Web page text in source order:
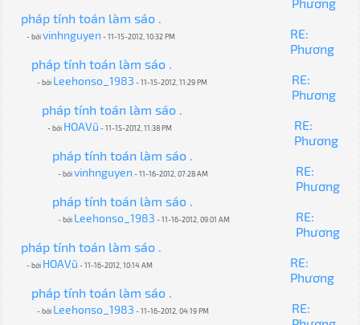
Phương
pháp tính toán làm sáo .
- bởivinhnguyen - 11-15-2012, 10:32 PM
RE:
Phương
pháp tính toán làm sáo .
- bởi Leehonso_1983 - 11-15-2012, 11:29 PM
RE:
Phương
pháp tính toán làm sáo .
- bởi HOAVũ - 11-15-2012, 11:38 PM
RE:
Phương
pháp tính toán làm sáo .
- bởivinhnguyen - 11-16-2012, 07:28 AM
RE:
Phương
pháp tính toán làm sáo .
- bởi Leehonso_1983 - 11-16-2012, 09:01 AM
RE:
Phương
pháp tính toán làm sáo .
- bởi HOAVũ - 11-16-2012, 10:14 AM
RE:
Phương
pháp tính toán làm sáo .
- bởi Leehonso_1983 - 11-16-2012, 04:19 PM
RE: